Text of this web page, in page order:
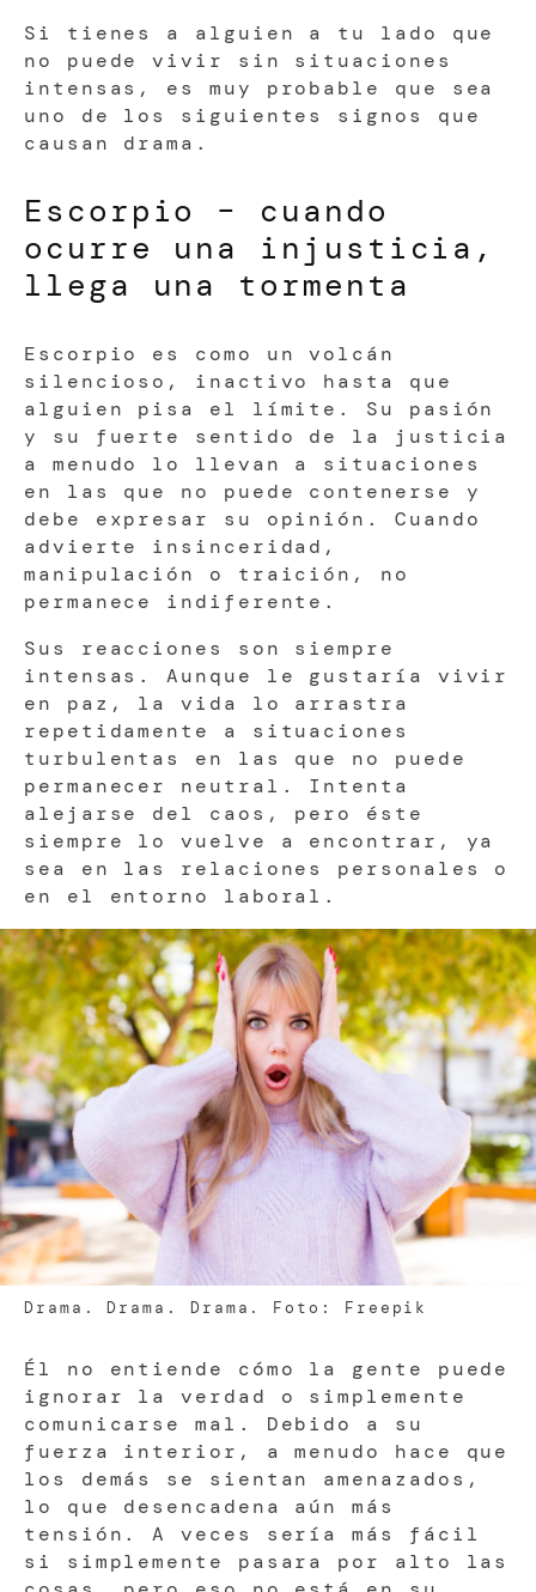
Si tienes a alguien a tu lado que
no puede vivir sin situaciones
intensas, es muy probable que sea
uno de los siguientes signos que
causan drama.
Escorpio – cuando
ocurre una injusticia,
llega una tormenta
Escorpio es como un volcán
silencioso, inactivo hasta que
alguien pisa el límite. Su pasión
y su fuerte sentido de la justicia
a menudo lo llevan a situaciones
en las que no puede contenerse y
debe expresar su opinión. Cuando
advierte insinceridad,
manipulación o traición, no
permanece indiferente.
Sus reacciones son siempre
intensas. Aunque le gustaría vivir
en paz, la vida lo arrastra
repetidamente a situaciones
turbulentas en las que no puede
permanecer neutral. Intenta
alejarse del caos, pero éste
siempre lo vuelve a encontrar, ya
sea en las relaciones personales o
en el entorno laboral.
Drama. Drama. Drama. Foto: Freepik
Él no entiende cómo la gente puede
ignorar la verdad o simplemente
comunicarse mal. Debido a su
fuerza interior, a menudo hace que
los demás se sientan amenazados,
lo que desencadena aún más
tensión. A veces sería más fácil
si simplemente pasara por alto las